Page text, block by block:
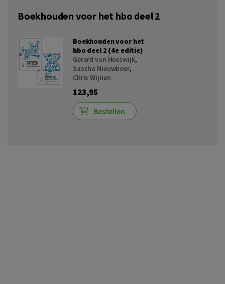
Boekhouden voor het hbo deel 2
Boekhouden voor het
hbo deel 2 (4e editie)
Gerard van Heeswijk,
Sascha Nieuwboer,
Chris Wijnen
123,95
Bestellen